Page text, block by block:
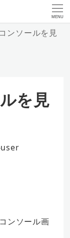
MENU
ンソールを見
を見
ンソール画